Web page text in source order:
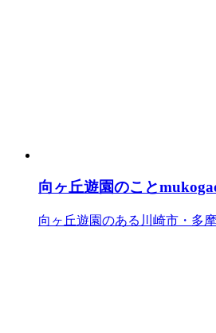
向ヶ丘遊園のこと
向ヶ丘遊園のある川崎市・多